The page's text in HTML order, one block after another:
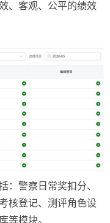
、客观、公平的绩效
：警察日常奖扣分、
核登记、测评角色设
等模块。